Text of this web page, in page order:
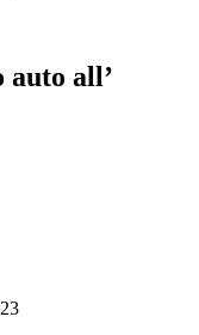
all’